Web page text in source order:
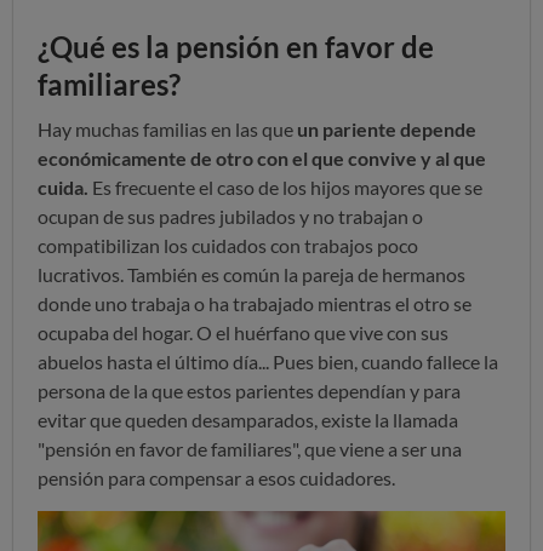
¿Qué es la pensión en favor de
familiares?
Hay muchas familias en las que un pariente depende
económicamente de otro con el que convive y al que
cuida. Es frecuente el caso de los hijos mayores que se
ocupan de sus padres jubilados y no trabajan o
compatibilizan los cuidados con trabajos poco
lucrativos. También es común la pareja de hermanos
donde uno trabaja o ha trabajado mientras el otro se
ocupaba del hogar. O el huérfano que vive con sus
abuelos hasta el último día... Pues bien, cuando fallece la
persona de la que estos parientes dependían y para
evitar que queden desamparados, existe la llamada
"pensión en favor de familiares", que viene a ser una
pensión para compensar a esos cuidadores.